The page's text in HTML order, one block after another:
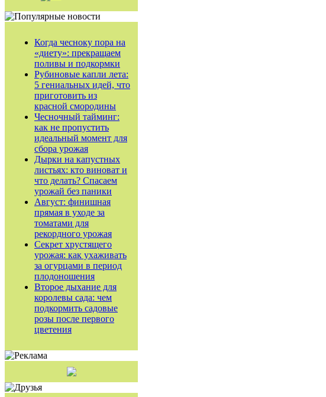
Когда чесноку пора на
«диету»: прекращаем
поливы и подкормки
Рубиновые капли лета:
5 гениальных идей, что
приготовить из
красной смородины
Чесночный тайминг:
как не пропустить
идеальный момент для
сбора урожая
Дырки на капустных
листьях: кто виноват и
что делать? Спасаем
урожай без паники
Август: финишная
прямая в уходе за
томатами для
рекордного урожая
Секрет хрустящего
урожая: как ухаживать
за огурцами в период
плодоношения
Второе дыхание для
королевы сада: чем
подкормить садовые
розы после первого
цветения